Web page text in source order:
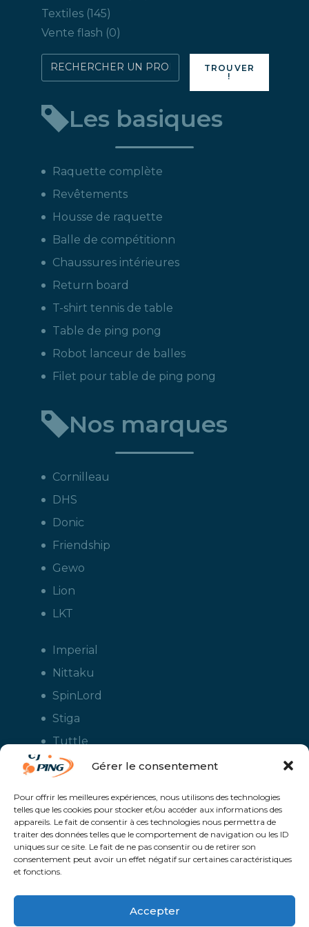
Gérer le consentement
Pour offrir les meilleures expériences, nous utilisons des technologies
telles que les cookies pour stocker et/ou accéder aux informations des
appareils. Le fait de consentir à ces technologies nous permettra de
traiter des données telles que le comportement de navigation ou les ID
uniques sur ce site. Le fait de ne pas consentir ou de retirer son
consentement peut avoir un effet négatif sur certaines caractéristiques
et fonctions.
Accepter
Textiles 145145
produits
Vente flash 00
Rechercher
directement
produit
:
TROUVER
!
Les basiques
Raquette complète
Revêtements
Housse de raquette
Balle de compétitionn
Chaussures intérieures
Return board
T-shirt tennis de table
Table de ping pong
Robot lanceur de balles
Filet pour table de ping pong
Nos marques
Cornilleau
DHS
Donic
Friendship
Gewo
Lion
LKT
Imperial
Nittaku
SpinLord
Stiga
Tuttle
Xiom